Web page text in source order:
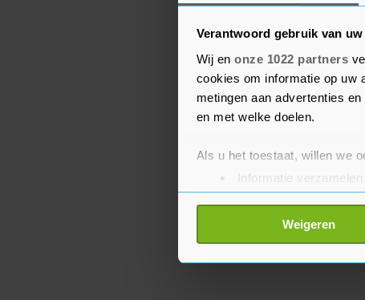
Verantwoord gebruik van uw
Wij en onze 1022 partners
cookies om informatie op uw
metingen aan advertenties
en met welke doelen.
Als u het toestaat, willen we
Informatie
Uw apparaat
Lees meer over hoe uw
toestemming op elk moment
Weigeren